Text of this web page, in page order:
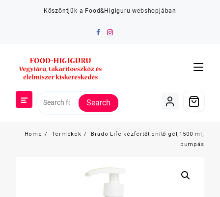
Köszöntjük a Food&Higiguru webshopjában
Search
Home Termékek
Brado Life kézfertőtlenítő gél,1500 ml,
pumpás